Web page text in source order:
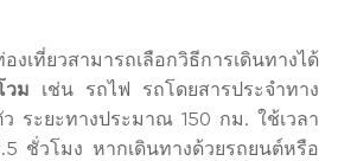
ยวสามารถเลือกวิธีการเดินทางได้
วม เช่น รถไฟ รถโดยสารประจำทาง
ระยะทางประมาณ 150 กม. ใช้เวลา
ชั่วโมง หากเดินทางด้วยรถยนต์หรือ